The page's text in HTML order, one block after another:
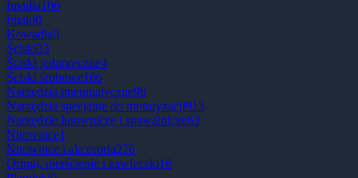
Imadła106
Imaki0
Kowadła0
Ściski33
Ściski jednoręczne4
Ściski śrubowe166
Narzędzia pneumatyczne98
Narzędzia specjalne do motoryzacji913
Narzędzie lutownicze i spawalnicze63
Nitownice1
Nitownice i akcesoria276
Oringi, pierścienie i zawleczki16